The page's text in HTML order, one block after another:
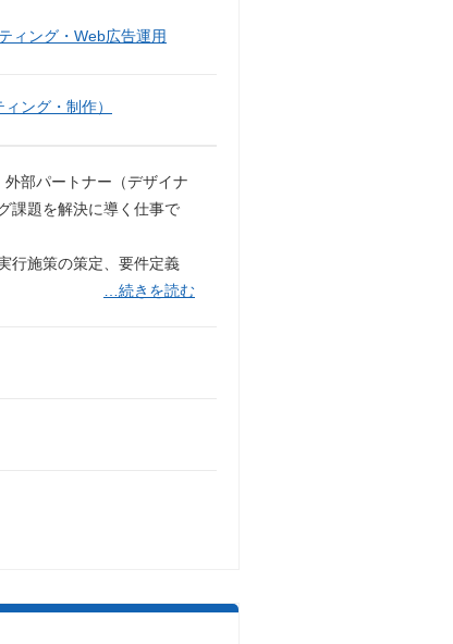
ィング・Web広告運用
ング・制作）
部パートナー（デザイナ
課題を解決に導く仕事で
行施策の策定、要件定義
…続きを読む